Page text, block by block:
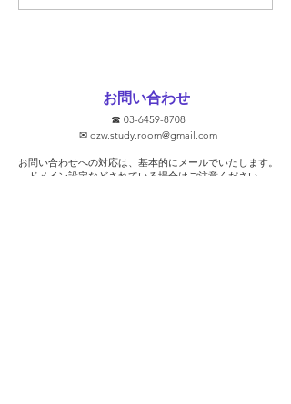
お問い合わせ
☎ 03-6459-8708
✉ ozw.study.room@gmail.com
お問い合わせへの対応は、基本的にメールでいたします。
​ドメイン設定などされている場合はご注意ください。